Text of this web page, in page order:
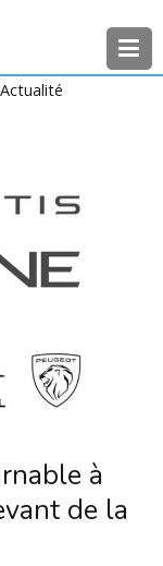
Actualité
à
de la